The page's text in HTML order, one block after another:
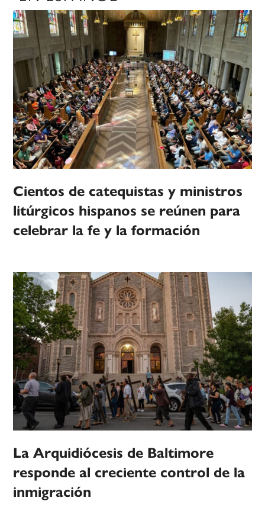
Cientos de catequistas y ministros
litúrgicos hispanos se reúnen para
celebrar la fe y la formación
La Arquidiócesis de Baltimore
responde al creciente control de la
inmigración